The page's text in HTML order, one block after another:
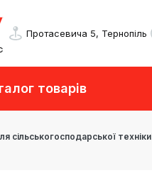
Протасевича 5, Тернопіль
товарів
сільськогосподарської техніки